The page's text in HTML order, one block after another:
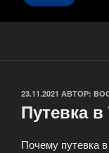
ОПУБЛИКОВАНО
23.11.2021 АВТОР:
Путевка
Почему путевка